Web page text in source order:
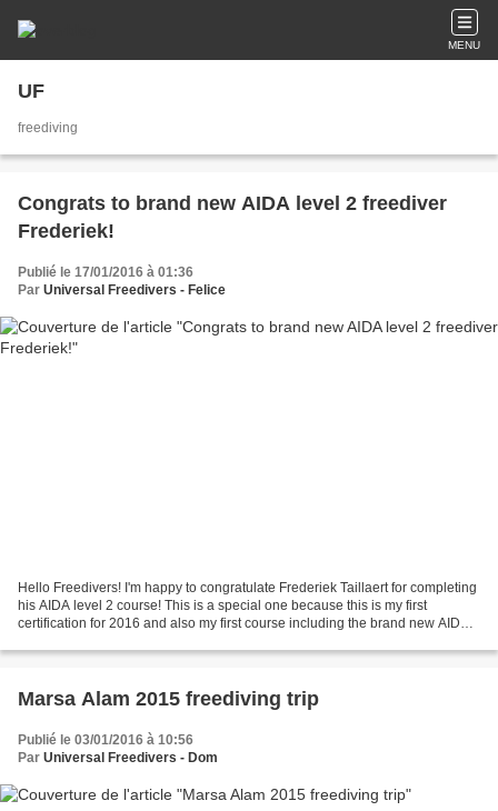
MENU
UF
freediving
Congrats to brand new AIDA level 2 freediver
Frederiek!
Publié le 17/01/2016 à 01:36
Par Universal Freedivers - Felice
Hello Freedivers! I'm happy to congratulate Frederiek Taillaert for completing
his AIDA level 2 course! This is a special one because this is my first
certification for 2016 and also my first course including the brand new AIDA 2
Marsa Alam 2015 freediving trip
Publié le 03/01/2016 à 10:56
Par Universal Freedivers - Dom